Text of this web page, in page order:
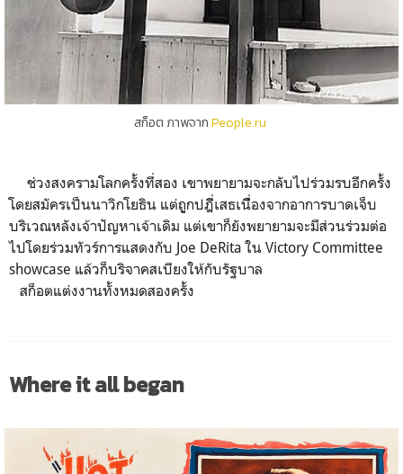
สก็อต ภาพจากPeople.ru
ช่วงสงครามโลกครั้งที่สอง เขาพยายามจะกลับไปร่วมรบอีกครั้ง
โดยสมัครเป็นนาวิกโยธิน แต่ถููกปฎิี่เสธเนืี่องจากอาการบาดเจ็บ
บริเวณหลังเจ้าปัญหาเจ้าเดิม แต่เขาก็ยังพยายามจะมีส่วนร่วมต่อ
ไปโดยร่วมทัวร์การแสดงกับ Joe DeRita ใน Victory Committee
showcase แล้วก็บริจาคสเบียงให้กับรัฐบาล
สก็อตแต่งงานทั้งหมดสองครั้ง
Where it all began